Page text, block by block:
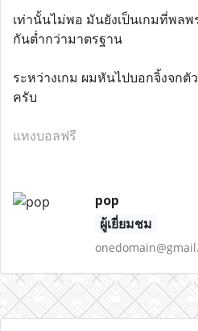
เท่านั้นไม่พอ มันยังเป็นเกมที่พล
กันต่ำกว่ามาตรฐาน
ระหว่างเกม ผมหันไปบอกจิ้งจกตั
ครับ
แทงบอลฟรี
pop
ผู้เยี่ยมชม